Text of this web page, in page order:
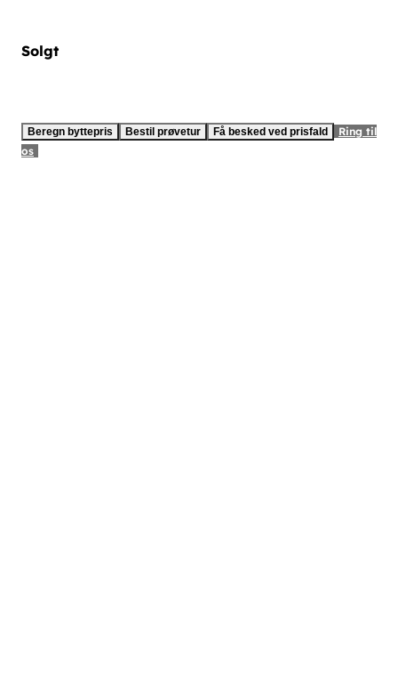
Solgt
Beregn byttepris Bestil prøvetur Få besked ved prisfald
Ring til
os